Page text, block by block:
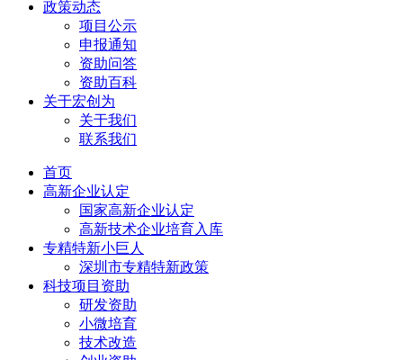
政策动态
项目公示
申报通知
资助问答
资助百科
关于宏创为
关于我们
联系我们
首页
高新企业认定
国家高新企业认定
高新技术企业培育入库
专精特新小巨人
深圳市专精特新政策
科技项目资助
研发资助
小微培育
技术改造